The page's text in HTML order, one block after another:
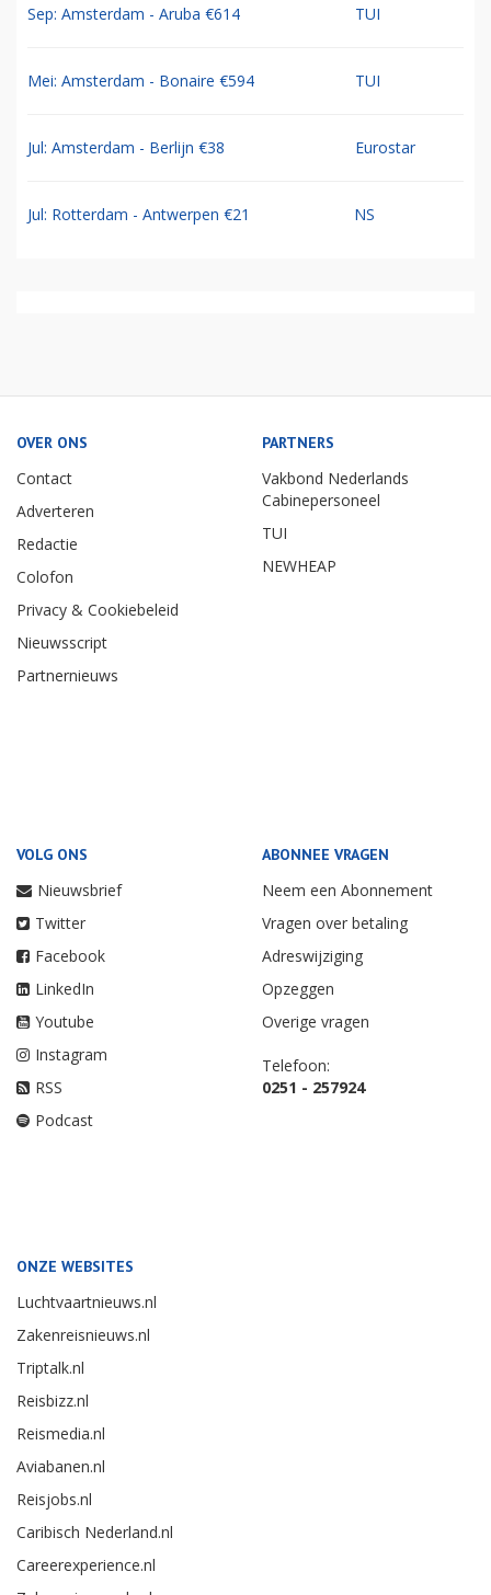
Sep: Amsterdam - Aruba €614 TUI
Mei: Amsterdam - Bonaire €594 TUI
Jul: Amsterdam - Berlijn €38 Eurostar
Jul: Rotterdam - Antwerpen €21 NS
OVER ONS
Contact
Adverteren
Redactie
Colofon
Privacy & Cookiebeleid
Nieuwsscript
Partnernieuws
PARTNERS
Vakbond Nederlands
Cabinepersoneel
TUI
NEWHEAP
VOLG ONS
Nieuwsbrief
Twitter
Facebook
LinkedIn
Youtube
Instagram
RSS
Podcast
ABONNEE VRAGEN
Neem een Abonnement
Vragen over betaling
Adreswijziging
Opzeggen
Overige vragen
Telefoon:
0251 - 257924
ONZE WEBSITES
Luchtvaartnieuws.nl
Zakenreisnieuws.nl
Triptalk.nl
Reisbizz.nl
Reismedia.nl
Aviabanen.nl
Reisjobs.nl
Caribisch Nederland.nl
Careerexperience.nl